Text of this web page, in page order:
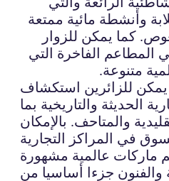
وأنشطة مائية ممتعة
كما يمكن للزوار
المطاعم الفاخرة التي
متنوعة.
يمكن للزائرين استكشاف
الحديثة والتاريخية بما
والمتاحف. بالإمكان
في المراكز التجارية
والفنون جزءا أساسيا من